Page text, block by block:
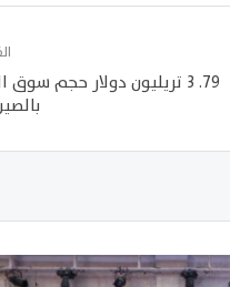
79. 3 تريليون دولار حجم